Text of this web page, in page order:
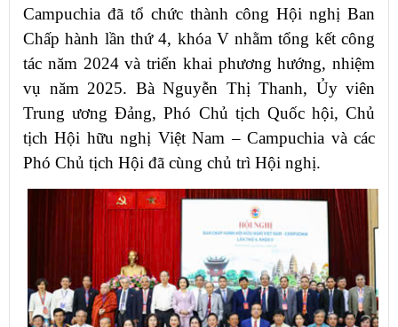
Campuchia đã tổ chức thành công Hội nghị Ban
Chấp hành lần thứ 4, khóa V nhằm tổng kết công
tác năm 2024 và triển khai phương hướng, nhiệm
vụ năm 2025. Bà Nguyễn Thị Thanh, Ủy viên
Trung ương Đảng, Phó Chủ tịch Quốc hội, Chủ
tịch Hội hữu nghị Việt Nam – Campuchia và các
Phó Chủ tịch Hội đã cùng chủ trì Hội nghị.